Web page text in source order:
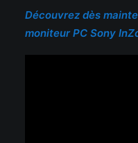
Découvrez dès
moniteur PC Sony